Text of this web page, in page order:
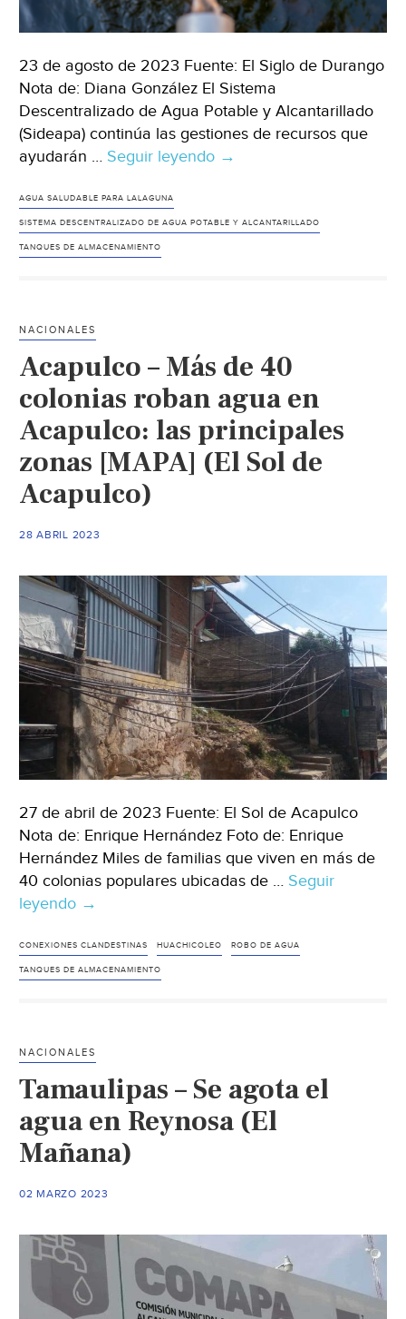
23 de agosto de 2023 Fuente: El Siglo de Durango
Nota de: Diana González El Sistema
Descentralizado de Agua Potable y Alcantarillado
(Sideapa) continúa las gestiones de recursos que
ayudarán … Seguir leyendo Durango-
de
(El
de
Durango)
→
AGUA SALUDABLE PARA LALAGUNA
SISTEMA DESCENTRALIZADO DE AGUA POTABLE Y ALCANTARILLADO
TANQUES DE ALMACENAMIENTO
NACIONALES
Acapulco – Más de 40
colonias roban agua en
Acapulco: las principales
zonas [MAPA] (El Sol de
Acapulco)
28 ABRIL 2023
27 de abril de 2023 Fuente: El Sol de Acapulco
Nota de: Enrique Hernández Foto de: Enrique
Hernández Miles de familias que viven en más de
40 colonias populares ubicadas de … Seguir
leyendo Acapulco
Más
de
agua
en
Acapulco:
las
principales
[MAPA]
de
Acapulco)
→
CONEXIONES CLANDESTINAS HUACHICOLEO ROBO DE AGUA
TANQUES DE ALMACENAMIENTO
NACIONALES
Tamaulipas – Se agota el
agua en Reynosa (El
Mañana)
02 MARZO 2023